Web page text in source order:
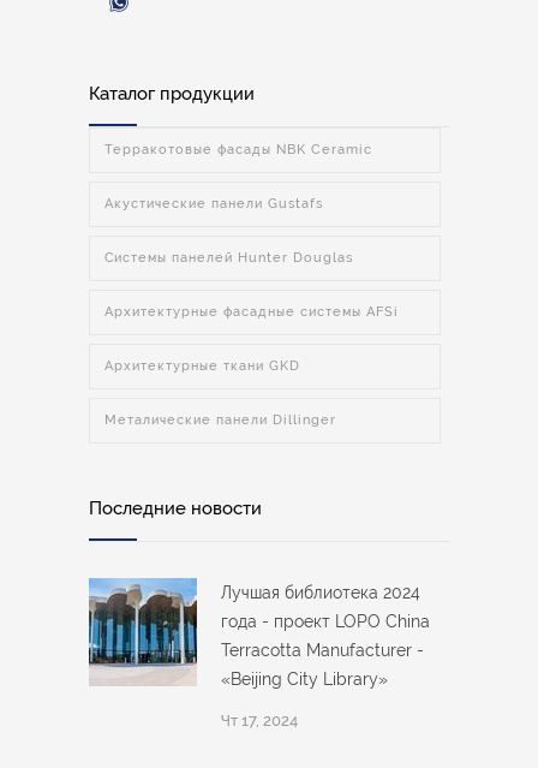
Каталог продукции
Терракотовые фасады NBK Ceramic
Акустические панели Gustafs
Системы панелей Hunter Douglas
Архитектурные фасадные системы AFSi
Архитектурные ткани GKD
Металические панели Dillinger
Последние новости
Лучшая библиотека 2024
года - проект LOPO China
Terracotta Manufacturer -
«Beijing City Library»
Чт 17, 2024